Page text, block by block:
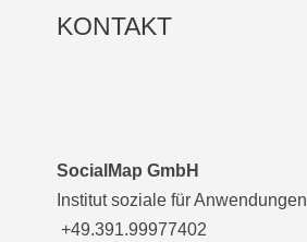
KONTAKT
SocialMap GmbH
Institut soziale für Anwendungen
+49.391.99977402